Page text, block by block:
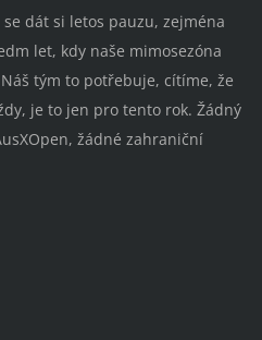
se dát si letos pauzu, zejména
let, kdy naše mimosezóna
tým to potřebuje, cítíme, že
je to jen pro tento rok. Žádný
žádné zahraniční